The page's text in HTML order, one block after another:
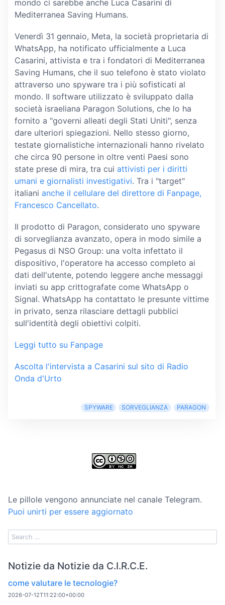
mondo ci sarebbe anche Luca Casarini di
Mediterranea Saving Humans.
Venerdì 31 gennaio, Meta, la società proprietaria di
WhatsApp, ha notificato ufficialmente a Luca
Casarini, attivista e tra i fondatori di Mediterranea
Saving Humans, che il suo telefono è stato violato
attraverso uno spyware tra i più sofisticati al
mondo. Il software utilizzato è sviluppato dalla
società israeliana Paragon Solutions, che lo ha
fornito a "governi alleati degli Stati Uniti", senza
dare ulteriori spiegazioni. Nello stesso giorno,
testate giornalistiche internazionali hanno rivelato
che circa 90 persone in oltre venti Paesi sono
state prese di mira, tra cui attivisti per i diritti
umani e giornalisti investigativi. Tra i "target"
italiani anche il cellulare del direttore di Fanpage,
Francesco Cancellato.
Il prodotto di Paragon, considerato uno spyware
di sorveglianza avanzato, opera in modo simile a
Pegasus di NSO Group: una volta infettato il
dispositivo, l'operatore ha accesso completo ai
dati dell'utente, potendo leggere anche messaggi
inviati su app crittografate come WhatsApp o
Signal. WhatsApp ha contattato le presunte vittime
in privato, senza rilasciare dettagli pubblici
sull'identità degli obiettivi colpiti.
Leggi tutto su Fanpage
Ascolta l'intervista a Casarini sul sito di Radio
Onda d'Urto
SPYWARE SORVEGLIANZA PARAGON
Le pillole vengono annunciate nel canale Telegram.
Puoi unirti per essere aggiornato
Notizie da Notizie da C.I.R.C.E.
come valutare le tecnologie?
2026-07-12T11:22:00+00:00